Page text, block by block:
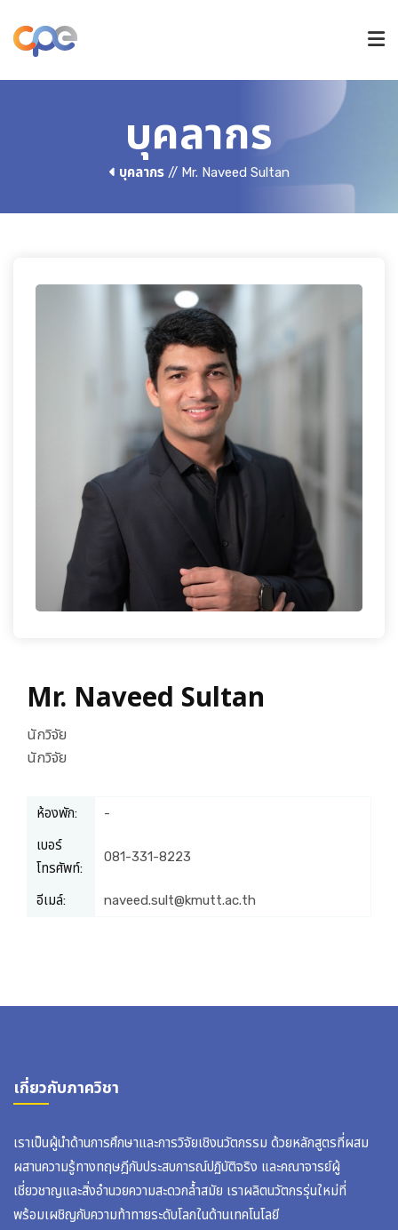
หลักสูตรบัณฑิตศึกษา
บุคลากร
บุคลากร// Mr. Naveed Sultan
Mr. Naveed Sultan
นักวิจัย
นักวิจัย
ห้องพัก:
-
เบอร์
โทรศัพท์:
081-331-8223
อีเมล์: naveed.sult@kmutt.ac.th
เกี่ยวกับภาควิชา
เราเป็นผู้นำด้านการศึกษาและการวิจัยเชิงนวัตกรรม ด้วยหลักสูตรที่ผสม
ผสานความรู้ทางทฤษฎีกับประสบการณ์ปฏิบัติจริง และคณาจารย์ผู้
เชี่ยวชาญและสิ่งอำนวยความสะดวกล้ำสมัย เราผลิตนวัตกรรุ่นใหม่ที่
พร้อมเผชิญกับความท้าทายระดับโลกในด้านเทคโนโลยี